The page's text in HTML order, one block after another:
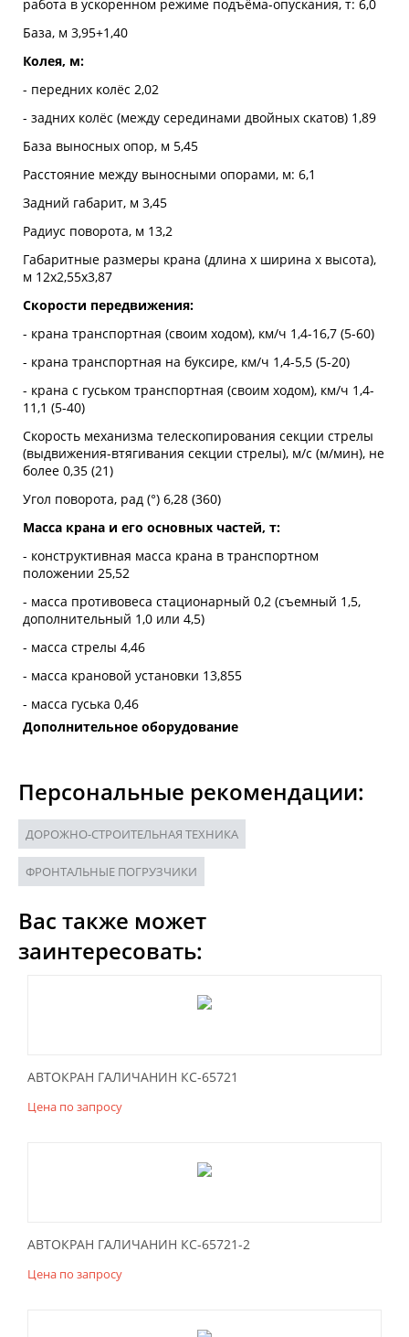
работа в ускоренном режиме подъёма-опускания, т: 6,0
База, м 3,95+1,40
Колея, м:
- передних колёс 2,02
- задних колёс (между серединами двойных скатов) 1,89
База выносных опор, м 5,45
Расстояние между выносными опорами, м: 6,1
Задний габарит, м 3,45
Радиус поворота, м 13,2
Габаритные размеры крана (длина х ширина х высота),
м 12х2,55х3,87
Скорости передвижения:
- крана транспортная (своим ходом), км/ч 1,4-16,7 (5-60)
- крана транспортная на буксире, км/ч 1,4-5,5 (5-20)
- крана с гуськом транспортная (своим ходом), км/ч 1,4-
11,1 (5-40)
Скорость механизма телескопирования секции стрелы
(выдвижения-втягивания секции стрелы), м/с (м/мин), не
более 0,35 (21)
Угол поворота, рад (°) 6,28 (360)
Масса крана и его основных частей, т:
- конструктивная масса крана в транспортном
положении 25,52
- масса противовеса стационарный 0,2 (съемный 1,5,
дополнительный 1,0 или 4,5)
- масса стрелы 4,46
- масса крановой установки 13,855
- масса гуська 0,46
Дополнительное оборудование
Персональные рекомендации:
ДОРОЖНО-СТРОИТЕЛЬНАЯ ТЕХНИКА
ФРОНТАЛЬНЫЕ ПОГРУЗЧИКИ
Вас также может
заинтересовать:
АВТОКРАН ГАЛИЧАНИН КС-65721
Цена по запросу
АВТОКРАН ГАЛИЧАНИН КС-65721-2
Цена по запросу